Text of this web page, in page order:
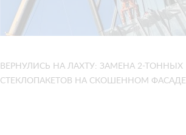
ВЕРНУЛИСЬ НА ЛАХТУ: ЗАМЕНА 2-ТОННЫХ
СТЕКЛОПАКЕТОВ НА СКОШЕННОМ ФАСАДЕ